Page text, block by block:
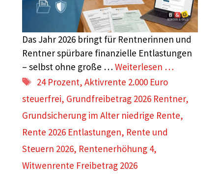
Das Jahr 2026 bringt für Rentnerinnen und
Rentner spürbare finanzielle Entlastungen
– selbst ohne große … Weiterlesen …
Schlagwörter
24 Prozent,Aktivrente 2.000 Euro
steuerfrei, Grundfreibetrag 2026 Rentner,
Grundsicherung im Alter niedrige Rente,
Rente 2026 Entlastungen, Rente und
Steuern 2026, Rentenerhöhung 4,
Witwenrente Freibetrag 2026